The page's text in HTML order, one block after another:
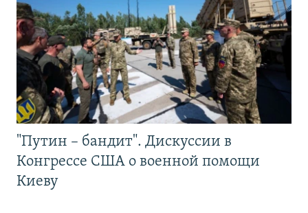
"Путин – бандит". Дискуссии в
Конгрессе США о военной помощи
Киеву